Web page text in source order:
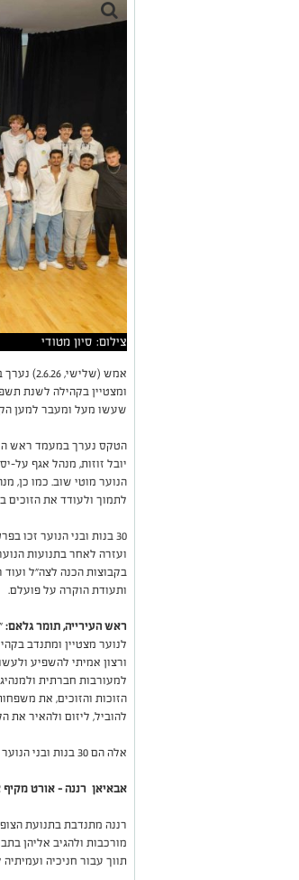
צילום: סיון מטודי
אמש
שעשו מעל ומעבר למען
הטקס נערך במעמד ראש
יובל זוזות, מנהל אגף על-
הנוער מוטי שוב. כמו כן,
לתמוך ולעודד את הזוכים
30 בנות ובני הנוער
ועזרה לאחר בתנועות
בקבוצות הכנה לצה"ל
ותעודת הוקרה על פועלם.
ראש העירייה, תומר גלאם:
לנוער מצטיין ומתנדב
ורצון אמיתי להשפיע
למעורבות חברתית
הזוכות והזוכים, את
להוביל, ליזום ולהאיר את
אלה הם 30 בנות ובני הנוער הזוכים בפרס ראש העיר לשנת תשפ"ו:
אבאיאן רננה – אורט מקיף
רננה מתנדבת בתנועת
מורכבות ולהגיב אליהן
תווך עבור חניכיה ועמיתיה